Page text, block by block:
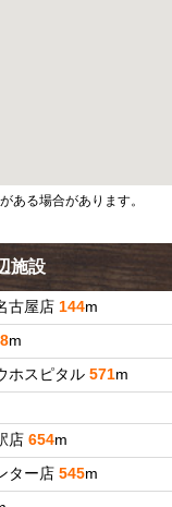
ある場合があります。
施設
古屋店 144m
m
ホスピタル 571m
店 654m
ター店 545m